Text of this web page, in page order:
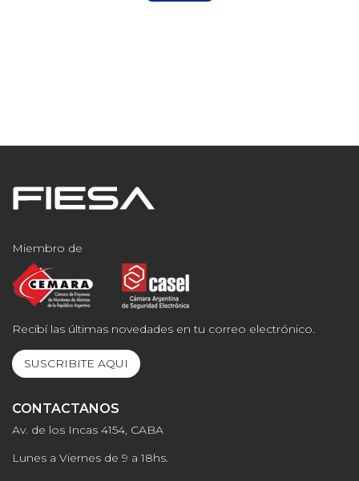
Miembro de
Recibí las últimas novedades en tu correo electrónico.
SUSCRIBITE AQUI
CONTACTANOS
Av. de los Incas 4154, CABA
Lunes a Viernes de 9 a 18hs.